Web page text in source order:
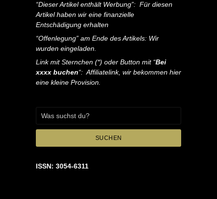
“Dieser Artikel enthält Werbung”: Für diesen
Artikel haben wir eine finanzielle
Entschädigung erhalten
“Offenlegung” am Ende des Artikels: Wir
wurden eingeladen.
Link mit Sternchen (*) oder Button mit “Bei
xxxx buchen“: Affiliatelink, wir bekommen hier
eine kleine Provision.
SUCHEN
ISSN: 3054-6311